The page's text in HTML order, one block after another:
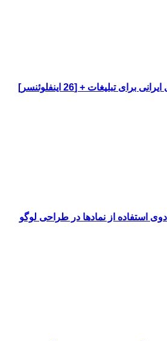
تبلیغات + [26 اینفلوئنسر]
استفاده از نمادها در طراحی لوگو